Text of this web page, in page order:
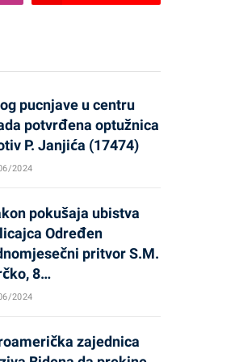
pucnjave u centru
potvrđena optužnica
P. Janjića (17474)
2024
pokušaja ubistva
Određen
pritvor S.M.
8…
2024
zajednica